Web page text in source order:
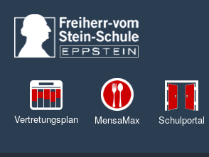
Vertretungsplan MensaMax Schulportal